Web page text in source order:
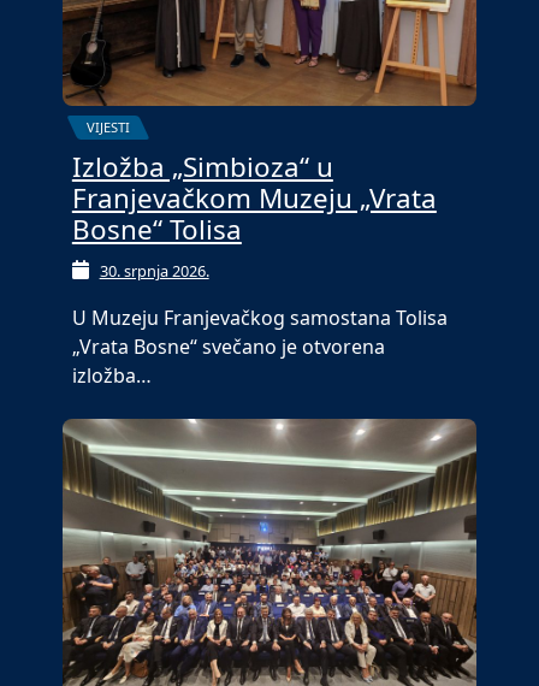
VIJESTI
Izložba „Simbioza“ u
Franjevačkom Muzeju „Vrata
Bosne“ Tolisa
30. srpnja 2026.
U Muzeju Franjevačkog samostana Tolisa
„Vrata Bosne“ svečano je otvorena
izložba…